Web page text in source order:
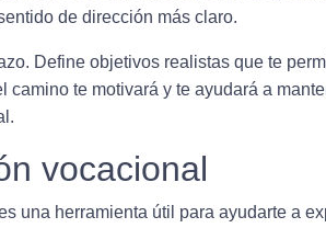
de dirección más claro.
. Define objetivos realistas que te
te motivará y te ayudará a
vocacional
una herramienta útil para ayudarte a